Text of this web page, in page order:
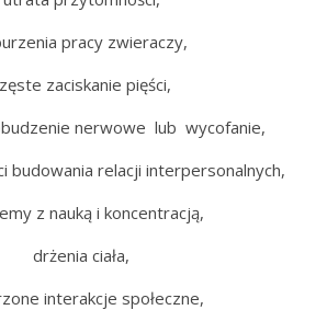
pracy zwieraczy,
zaciskanie pięści,
nerwowe lub wycofanie,
budowania relacji interpersonalnych,
z nauką i koncentracją,
drżenia ciała,
interakcje społeczne,